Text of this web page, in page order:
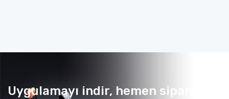
Uygulamayı indir, hemen sipariş